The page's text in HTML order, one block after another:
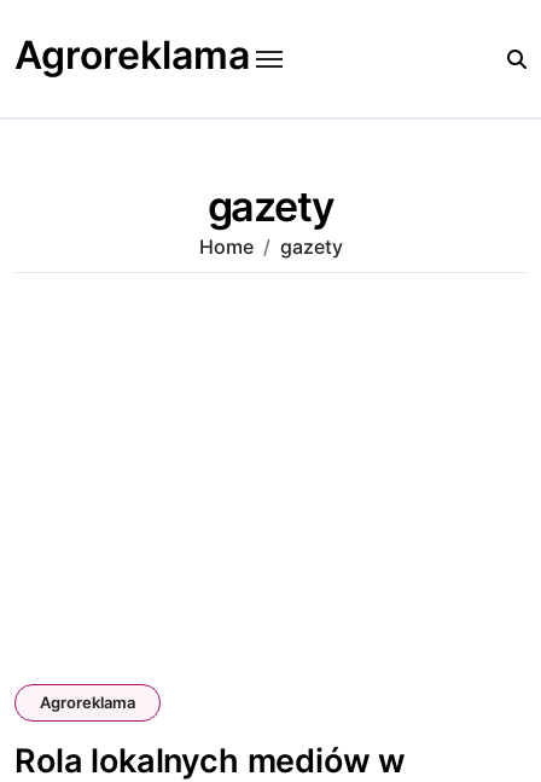
content
Agroreklama
gazety
Home gazety
Agroreklama
Rola lokalnych mediów w